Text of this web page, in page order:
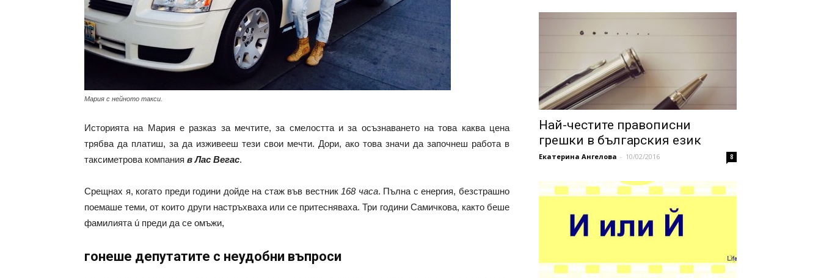
Мария с нейното такси.
Историята на Мария е разказ за мечтите, за смелостта и за осъзнаването на това каква цена
трябва да платиш, за да изживееш тези свои мечти. Дори, ако това значи да започнеш работа в
таксиметрова компания в Лас Вегас.
Срещнах я, когато преди години дойде на стаж във вестник 168 часа. Пълна с енергия, безстрашно
поемаше теми, от които други настръхваха или се притесняваха. Три години Самичкова, както беше
фамилията ú преди да се омъжи,
гонеше депутатите с неудобни въпроси
Най-честите правописни
грешки в българския език
Екатерина Ангелова - 10/02/2016 8